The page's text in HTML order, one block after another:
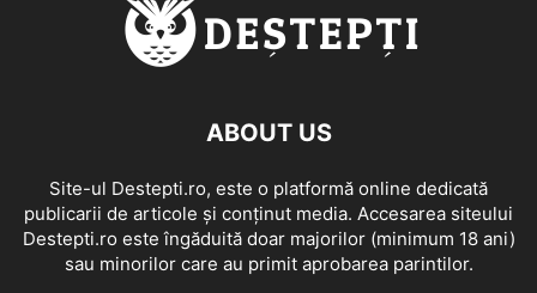
ABOUT US
Site-ul Destepti.ro, este o platformă online dedicată
publicarii de articole și conținut media. Accesarea siteului
Destepti.ro este îngăduită doar majorilor (minimum 18 ani)
sau minorilor care au primit aprobarea parintilor.